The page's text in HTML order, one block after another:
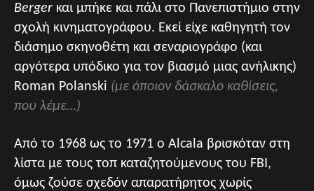
Berger και μπήκε και πάλι στο Πανεπιστήμιο στην
σχολή κινηματογράφου. Εκεί είχε καθηγητή τον
διάσημο σκηνοθέτη και σεναριογράφο (και
αργότερα υπόδικο για τον βιασμό μιας ανήλικης)
Roman Polanski (με όποιον δάσκαλο καθίσεις,
που λέμε…)
Από το 1968 ως το 1971 ο Alcala βρισκόταν στη
λίστα με τους τοπ καταζητούμενους του FBI,
όμως ζούσε σχεδόν απαρατήρητος χωρίς